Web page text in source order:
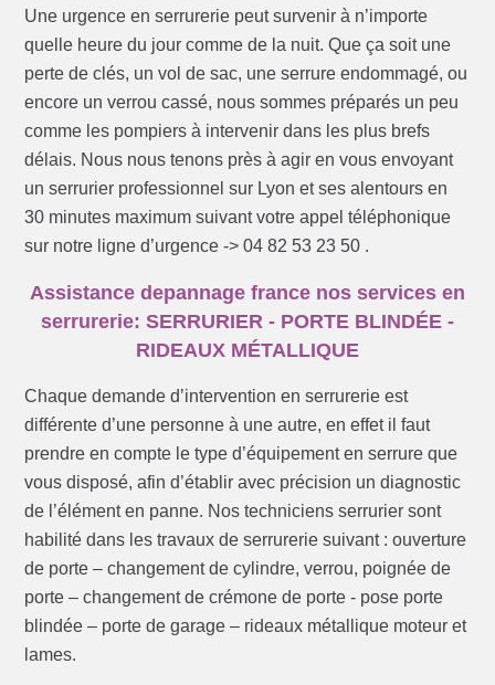
Une urgence en serrurerie peut survenir à n’importe
quelle heure du jour comme de la nuit. Que ça soit une
perte de clés, un vol de sac, une serrure endommagé, ou
encore un verrou cassé, nous sommes préparés un peu
comme les pompiers à intervenir dans les plus brefs
délais. Nous nous tenons près à agir en vous envoyant
un serrurier professionnel sur Lyon et ses alentours en
30 minutes maximum suivant votre appel téléphonique
sur notre ligne d’urgence -> 04 82 53 23 50 .
Assistance depannage france nos services en
serrurerie: SERRURIER - PORTE BLINDÉE -
RIDEAUX MÉTALLIQUE
Chaque demande d’intervention en serrurerie est
différente d’une personne à une autre, en effet il faut
prendre en compte le type d’équipement en serrure que
vous disposé, afin d’établir avec précision un diagnostic
de l’élément en panne. Nos techniciens serrurier sont
habilité dans les travaux de serrurerie suivant : ouverture
de porte – changement de cylindre, verrou, poignée de
porte – changement de crémone de porte - pose porte
blindée – porte de garage – rideaux métallique moteur et
lames.